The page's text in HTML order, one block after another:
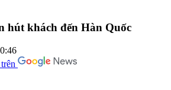
hút khách đến Hàn Quốc